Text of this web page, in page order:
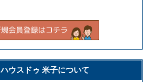
ハウスドゥ 米子について